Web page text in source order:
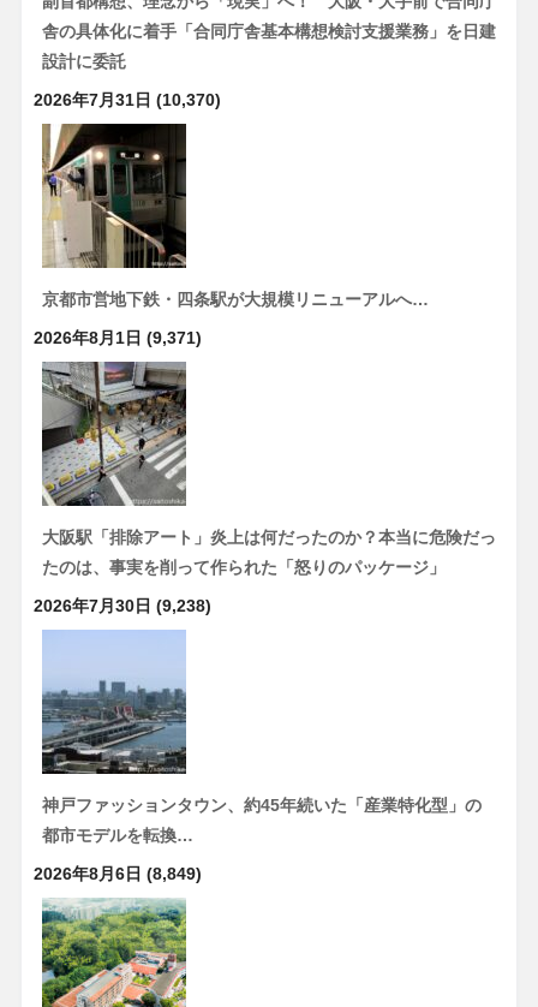
舎の具体化に着手「合同庁舎基本構想検討支援業務」を日建
設計に委託
2026年7月31日 (10,370)
京都市営地下鉄・四条駅が大規模リニューアルへ…
2026年8月1日 (9,371)
大阪駅「排除アート」炎上は何だったのか？本当に危険だっ
たのは、事実を削って作られた「怒りのパッケージ」
2026年7月30日 (9,238)
神戸ファッションタウン、約45年続いた「産業特化型」の
都市モデルを転換…
2026年8月6日 (8,849)